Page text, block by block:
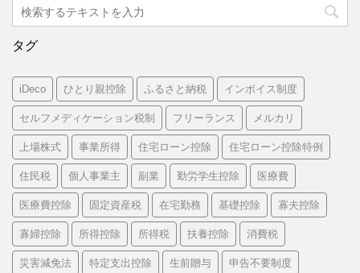
タグ
iDeco ひとり親控除 ふるさと納税 インボイス制度
セルフメディケーション税制 フリーランス メルカリ
上場株式 事業所得 住宅ローン控除 住宅ローン控除特例
住民税 個人事業主 副業 勤労学生控除 医療費
医療費控除 固定資産税 在宅勤務 基礎控除 寡夫控除
寡婦控除 所得控除 所得税 扶養控除 消費税
災害減免法 特定支出控除 生前贈与 申告不要制度